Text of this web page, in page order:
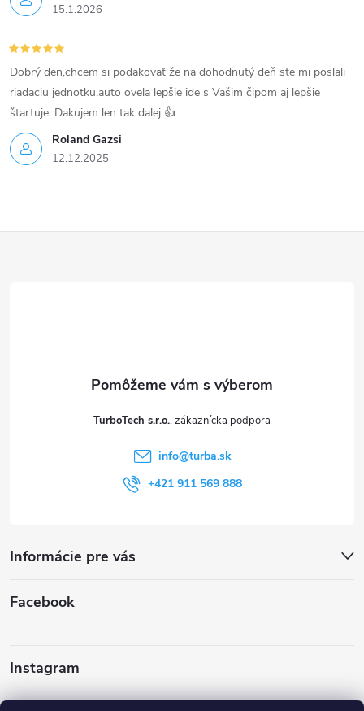
s
u
15.1.2026
Roland Gazsi
12.12.2025
Dobrý den,chcem si podakovať že na dohodnutý deň ste mi poslali
riadaciu jednotku.auto ovela lepšie ide s Vašim čipom aj lepšie
štartuje. Dakujem len tak dalej 👍
TurboTech s.r.o.
info@turba.sk
+421 911 569 888
Informácie pre vás
Facebook
Instagram